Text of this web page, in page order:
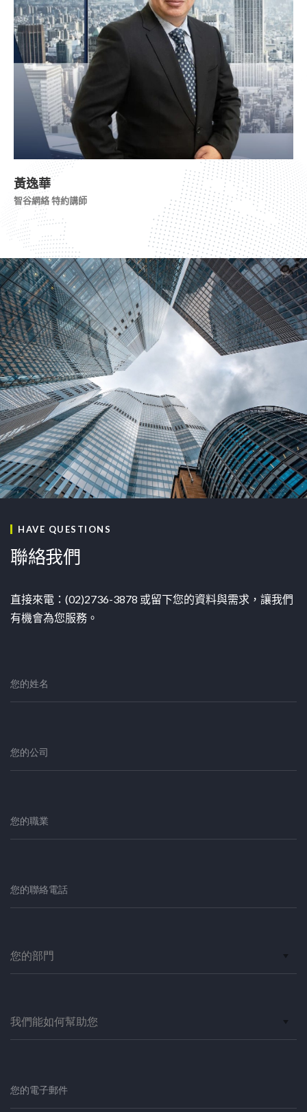
黃逸華
智谷網絡 特約講師
HAVE QUESTIONS
聯絡我們
直接來電：(02)2736-3878 或留下您的資料與需求，讓我們
有機會為您服務。